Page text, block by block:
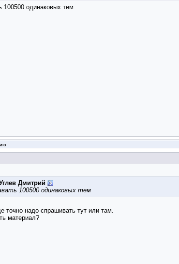
100500 одинаковых тем
Дмитрий
100500 одинаковых тем
точно надо спрашивать тут или там.
материал?